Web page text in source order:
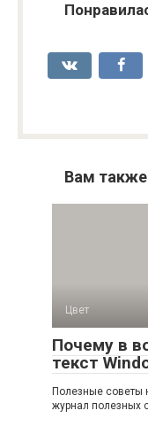
Вам
Цвет
Почему в
текст
Полезные советы
журнал полезных